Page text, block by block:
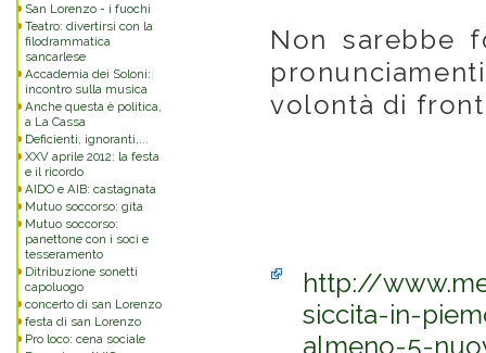
San Lorenzo - i fuochi
Teatro: divertirsi con la
filodrammatica
sancarlese
Accademia dei Soloni:
incontro sulla musica
Anche questa è politica,
a La Cassa
Deficienti, ignoranti,...
XXV aprile 2012: la festa
e il ricordo
AIDO e AIB: castagnata
Mutuo soccorso: gita
Mutuo soccorso:
panettone con i soci e
tesseramento
Ditribuzione sonetti
capoluogo
concerto di san Lorenzo
festa di san Lorenzo
Pro loco: cena sociale
Non sarebbe
volontà di
http://
siccita-in-
almeno-5-